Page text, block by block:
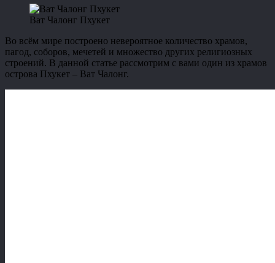
Ват Чалонг Пхукет
Во всём мире построено невероятное количество храмов,
пагод, соборов, мечетей и множество других религиозных
строений. В данной статье рассмотрим с вами один из храмов
острова Пхукет – Ват Чалонг.